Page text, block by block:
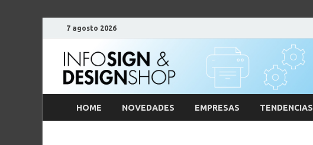
7 agosto 2026
HOME NOVEDADES EMPRESAS TENDENCIAS